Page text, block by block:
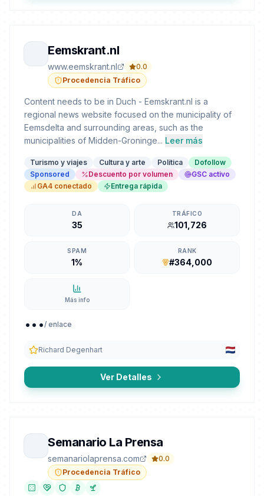
Eemskrant.nl
www.eemskrant.nl
0.0
Procedencia Tráfico
Content needs to be in Duch - Eemskrant.nl is a
regional news website focused on the municipality of
Eemsdelta and surrounding areas, such as the
municipalities of Midden-Groninge... Leer más
Turismo y viajes Cultura y arte Política
Dofollow
Sponsored
Descuento por volumen
GSC activo
GA4 conectado
Entrega rápida
DA
35
TRÁFICO
101,726
SPAM
1%
RANK
#364,000
Más info
.../ enlace
Richard Degenhart
Ver Detalles
Semanario La Prensa
semanariolaprensa.com
0.0
Procedencia Tráfico